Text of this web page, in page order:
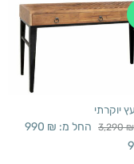
יוקרתי
3,290₪ החל מ: 990 ₪